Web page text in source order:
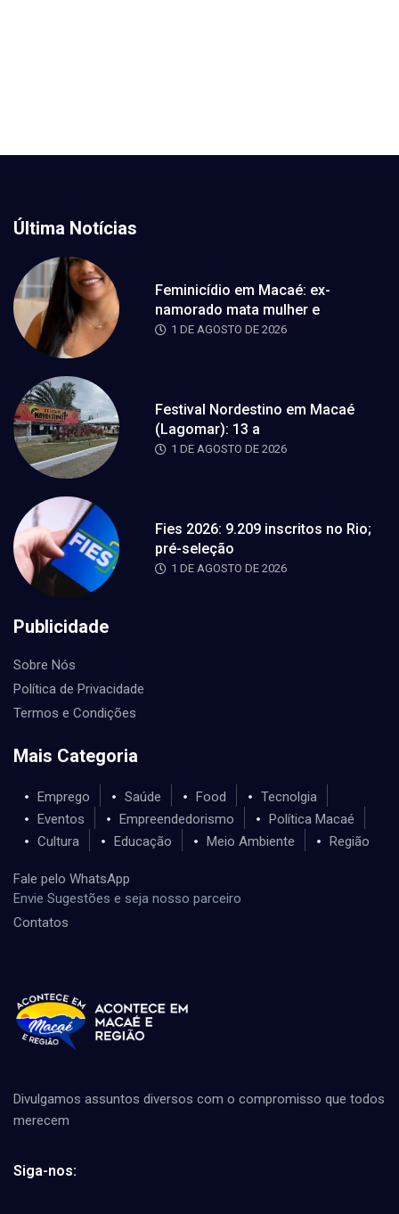
Última Notícias
Feminicídio em Macaé: ex-
namorado mata mulher e
1 DE AGOSTO DE 2026
Festival Nordestino em Macaé
(Lagomar): 13 a
1 DE AGOSTO DE 2026
Fies 2026: 9.209 inscritos no Rio;
pré-seleção
1 DE AGOSTO DE 2026
Publicidade
Sobre Nós
Política de Privacidade
Termos e Condições
Mais Categoria
Emprego Saúde Food
Tecnolgia
Eventos
Empreendedorismo
Política Macaé
Cultura
Educação Meio Ambiente Região
Fale pelo WhatsApp
Envie Sugestões e seja nosso parceiro
Contatos
Divulgamos assuntos diversos com o compromisso que todos
merecem
Siga-nos: